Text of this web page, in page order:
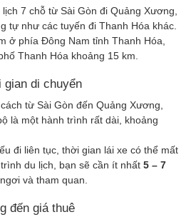
7 chỗ từ Sài Gòn đi Quảng Xương,
tự như các tuyến đi Thanh Hóa khác.
ở phía Đông Nam tỉnh Thanh Hóa,
Thanh Hóa khoảng 15 km.
di chuyển
từ Sài Gòn đến Quảng Xương,
là một hành trình rất dài, khoảng
đi liên tục, thời gian lái xe có thể mất
du lịch, bạn sẽ cần ít nhất 5 – 7
và tham quan.
đến giá thuê